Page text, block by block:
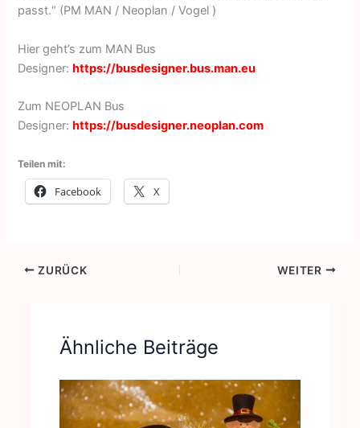
passt.“ (PM MAN / Neoplan / Vogel )
Hier geht’s zum MAN Bus
Designer:https://busdesigner.bus.man.eu
Zum NEOPLAN Bus
Designer:https://busdesigner.neoplan.com
Teilen mit:
Facebook X
ZURÜCK WEITER
Ähnliche Beiträge